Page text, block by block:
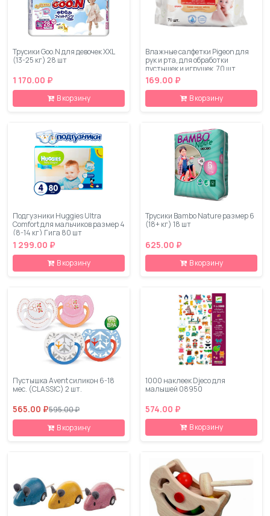
Трусики Goo.N для девочек XXL
(13-25 кг) 28 шт
1 170.00 ₽
В корзину
Влажные салфетки Pigeon для
рук и рта, для обработки
пустышек и игрушек, 70 шт
169.00 ₽
В корзину
Подгузники Huggies Ultra
Comfort для мальчиков размер 4
(8-14 кг) Гига 80 шт
1 299.00 ₽
В корзину
Трусики Bambo Nature размер 6
(18+ кг) 18 шт
625.00 ₽
В корзину
Пустышка Avent силикон 6-18
мес. (CLASSIC) 2 шт.
565.00 ₽595.00 ₽
В корзину
1000 наклеек Djeco для
малышей 08950
574.00 ₽
В корзину